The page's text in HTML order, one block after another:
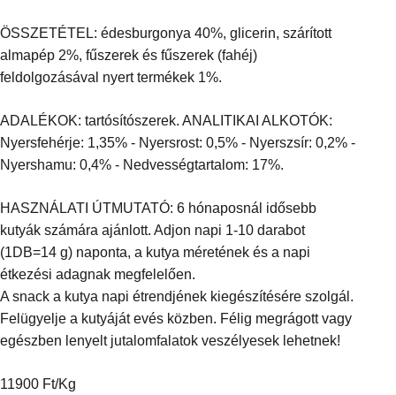
ÖSSZETÉTEL: édesburgonya 40%, glicerin, szárított
almapép 2%, fűszerek és fűszerek (fahéj)
feldolgozásával nyert termékek 1%.
ADALÉKOK: tartósítószerek. ANALITIKAI ALKOTÓK:
Nyersfehérje: 1,35% - Nyersrost: 0,5% - Nyerszsír: 0,2% -
Nyershamu: 0,4% - Nedvességtartalom: 17%.
HASZNÁLATI ÚTMUTATÓ: 6 hónaposnál idősebb
kutyák számára ajánlott. Adjon napi 1-10 darabot
(1DB=14 g) naponta, a kutya méretének és a napi
étkezési adagnak megfelelően.
A snack a kutya napi étrendjének kiegészítésére szolgál.
Felügyelje a kutyáját evés közben. Félig megrágott vagy
egészben lenyelt jutalomfalatok veszélyesek lehetnek!
11900 Ft/Kg